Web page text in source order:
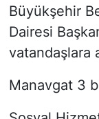
Büyükşehir
Dairesi
vatandaşlara
Manavgat 3